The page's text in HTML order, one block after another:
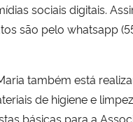
sociais digitais.
são pelo whatsapp
também está
de higiene e
básicas para a